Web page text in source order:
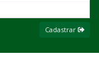
Cadastrar